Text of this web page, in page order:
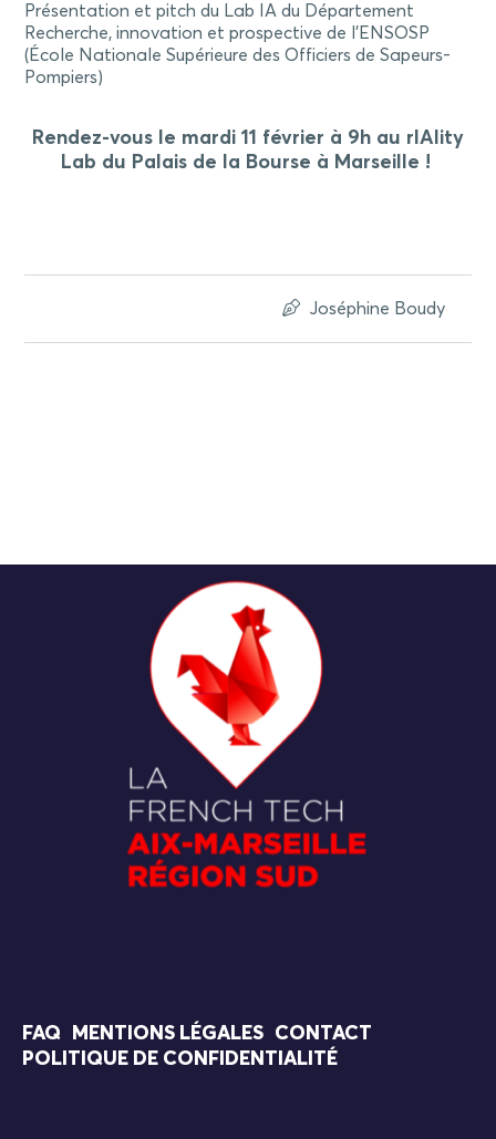
Présentation et pitch du Lab IA du Département
Recherche, innovation et prospective de l’ENSOSP
(École Nationale Supérieure des Officiers de Sapeurs-
Pompiers)
Rendez-vous le mardi 11 février à 9h au rIAlity
Lab du Palais de la Bourse à Marseille !
Joséphine Boudy
FAQ MENTIONS LÉGALES
CONTACT
POLITIQUE DE CONFIDENTIALITÉ